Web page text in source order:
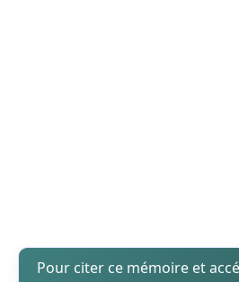
Pour citer ce mémoire et